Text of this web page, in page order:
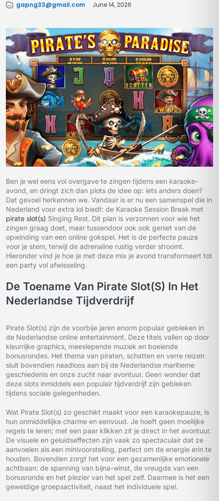
gapng33@gmail.com June 14, 2026
Ben je wel eens vol overgave te zingen tijdens een karaoke-
avond, en dringt zich dan plots de idee op: iets anders doen?
Dat gevoel herkennen we. Vandaar is er nu een samenspel die in
Nederland voor extra lol biedt: de Karaoke Session Break met
pirate slot(s) Singing Rest. Dit plan is verzonnen voor wie het
zingen graag doet, maar tussendoor ook ook geniet van de
opwinding van een online gokspel. Het is de perfecte pauze
voor je stem, terwijl de adrenaline rustig verder stroomt.
Hieronder vind je hoe je met deze mix je avond transformeert tot
een party vol afwisseling.
De Toename Van Pirate Slot(s) In Het
Nederlandse Tijdverdrijf
Pirate Slot(s) zijn de voorbije jaren enorm populair gebleken in
de Nederlandse online entertainment. Deze titels vallen op door
kleurrijke graphics, meeslepende muziek en boeiende
bonusrondes. Het thema van piraten, schatten en verre reizen
sluit bovendien naadloos aan bij de Nederlandse maritieme
geschiedenis en onze zucht naar avontuur. Geen wonder dat
deze slots inmiddels een populair tijdverdrijf zijn gebleken
tijdens sociale gelegenheden.
Wat Pirate Slot(s) zo geschikt maakt voor een karaokepauze, is
hun onmiddellijke charme en eenvoud. Je hoeft geen moeilijke
regels te leren; met een paar klikken zit je direct in het avontuur.
De visuele en geluidseffecten zijn vaak zo spectaculair dat ze
aanvoelen als een minivoorstelling, perfect om de energie erin te
houden. Bovendien zorgt het voor een gezamenlijke emotionele
achtbaan: de spanning van bijna-winst, de vreugde van een
bonusronde en het plezier van het spel zelf. Daarmee is het een
geweldige groepsactiviteit, naast het individuele spel.